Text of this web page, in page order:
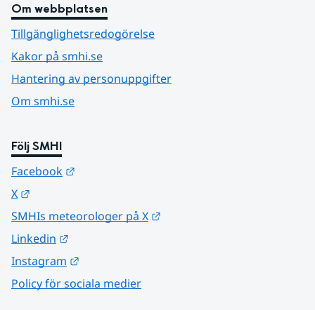
Om webbplatsen
Tillgänglighetsredogörelse
Kakor på smhi.se
Hantering av personuppgifter
Om smhi.se
Följ SMHI
Facebook
X
SMHIs meteorologer på X
Linkedin
Instagram
Policy för sociala medier